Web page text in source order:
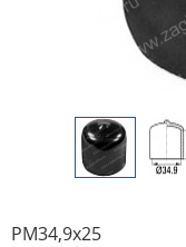
PM34,9x25